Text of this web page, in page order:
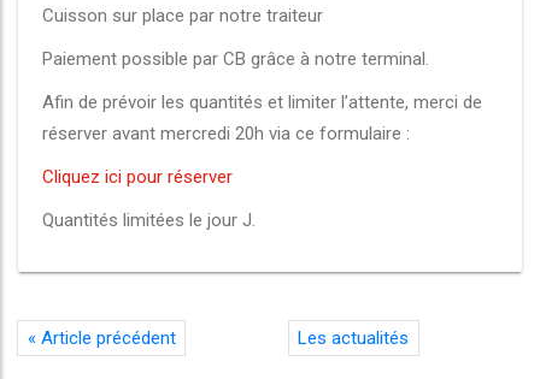
Cuisson sur place par notre traiteur
Paiement possible par CB grâce à notre terminal.
Afin de prévoir les quantités et limiter l’attente, merci de
réserver avant mercredi 20h via ce formulaire :
Cliquez ici pour réserver
Quantités limitées le jour J.
«Article précédent Les actualités